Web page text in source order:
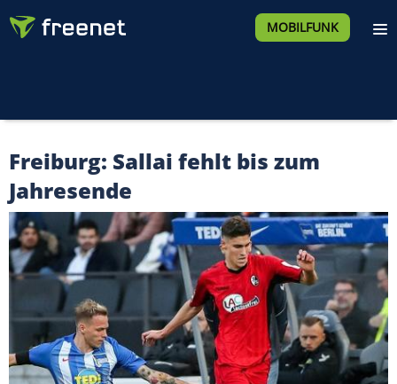
MOBILFUNK
Freiburg: Sallai fehlt bis zum
Jahresende